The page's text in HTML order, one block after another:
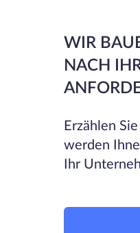
WIR
NACH
Erzählen
werden
Ihr